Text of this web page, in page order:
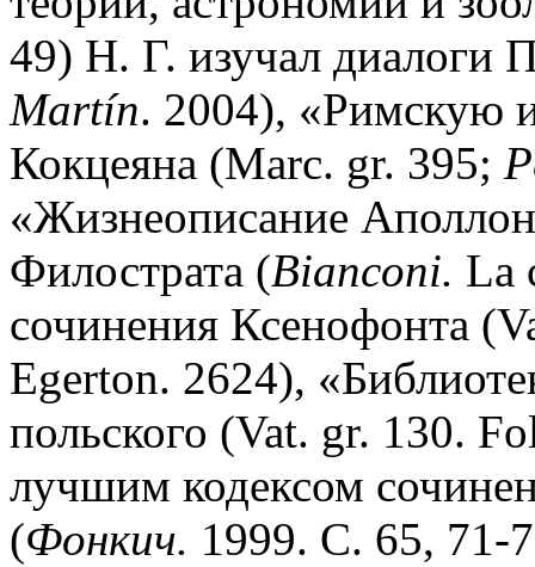
49) Н. Г. изучал диалоги
Martín. 2004), «Римскую
Кокцеяна (Marc. gr. 395; P
«Жизнеописание
Филострата (Bianconi. La
сочинения Ксенофонта
Egerton. 2624),
польского (Vat. gr. 130.
лучшим кодексом
(Фонкич. 1999. С. 65, 71-